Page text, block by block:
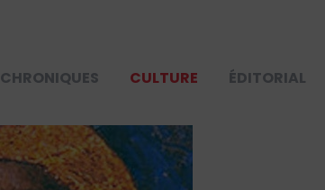
CHRONIQUES CULTURE ÉDITORIAL